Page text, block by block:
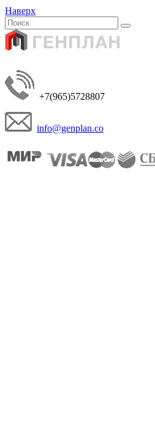
Наверх
+7(965)5728807
info@genplan.co